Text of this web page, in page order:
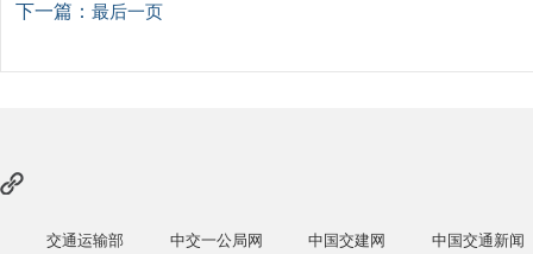
下一篇： 最后一页
交通运输部 中交一公局网 中国交建网 中国交通新闻